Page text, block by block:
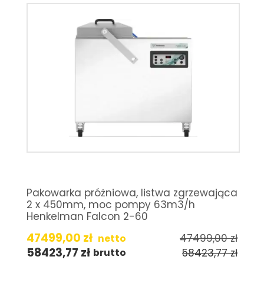
Pakowarka próżniowa, listwa zgrzewająca
2 x 450mm, moc pompy 63m3/h
Henkelman Falcon 2-60
47499,00 zł netto 47499,00zł
58423,77 zł brutto 58423,77zł